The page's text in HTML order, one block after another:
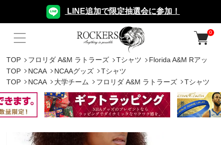
LINE追加で限定抽選会に参加！
0
TOP フロリダ A&M ラトラーズ Tシャツ
Florida A&M Rアッ
TOP
NCAA NCAAグッズ
Tシャツ
TOP
NCAA 大学チーム フロリダ A&M ラトラーズ Tシャツ